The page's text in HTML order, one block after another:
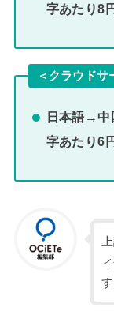
字あたり8
＜クラウドサ
日本語→中
字あたり6
す